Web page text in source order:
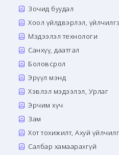
Зочид буудал
Хоол үйлдвэрлэл,
Мэдээлэл технологи
Санхүү, даатгал
Боловсрол
Эрүүл мэнд
Хэвлэл мэдээлэл, Урлаг
Эрчим хүч
Зам
Хот тохижилт, Ахуй
Салбар хамаарахгүй